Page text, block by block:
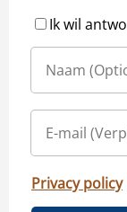
Ik wil
Privacy policy